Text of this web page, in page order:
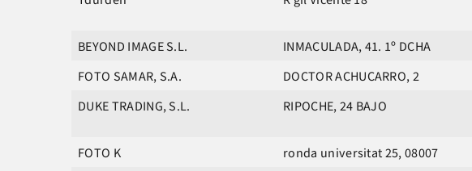
BEYOND IMAGE S.L. INMACULADA, 41. 1º DCHA
FOTO SAMAR, S.A.
DOCTOR ACHUCARRO, 2
DUKE TRADING, S.L.
RIPOCHE, 24 BAJO
FOTO K ronda universitat 25, 08007